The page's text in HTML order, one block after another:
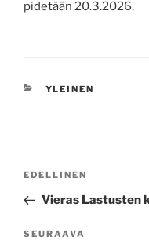
pidetään 20.3.2026.
KATEGORIAT
YLEINEN
Edellinen
artikkeli
EDELLINEN
Vieras Lastusten
Seuraava
SEURAAVA